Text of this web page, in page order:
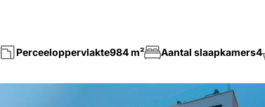
Perceeloppervlakte984 m² Aantal slaapkamers4